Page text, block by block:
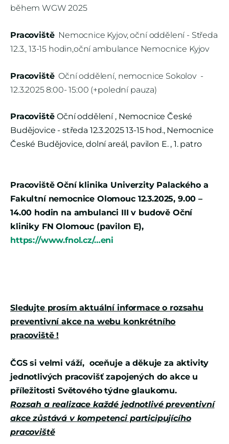
během WGW 2025
PracovištěNemocnice Kyjov, oční oddělení - Středa
12.3., 13-15 hodin,oční ambulance Nemocnice Kyjov
PracovištěOční oddělení, nemocnice Sokolov -
12.3.2025 8:00- 15:00 (+polední pauza)
PracovištěOční oddělení , Nemocnice České
Budějovice - středa 12.3.2025 13-15 hod., Nemocnice
České Budějovice, dolní areál, pavilon E. , 1. patro
PracovištěOční klinika Univerzity Palackého a
Fakultní nemocnice Olomouc 12.3.2025, 9.00 –
14.00 hodin na ambulanci III v budově Oční
kliniky FN Olomouc (pavilon E),
https://www.fnol.cz/…eni
Sledujte prosím aktuální informace o rozsahu
preventivní akce na webu konkrétního
pracoviště !
ČGS si velmi váží, oceňuje a děkuje za aktivity
jednotlivých pracovišť zapojených do akce u
příležitosti Světového týdne glaukomu.
Rozsah a realizace každé jednotlivé preventivní
akce zůstává v kompetenci participujícího
pracoviště